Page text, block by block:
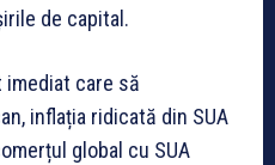
de capital.
imediat care să
inflația ridicată din SUA
global cu SUA